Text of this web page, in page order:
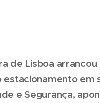
de Lisboa
estacionamento em
e Segurança,